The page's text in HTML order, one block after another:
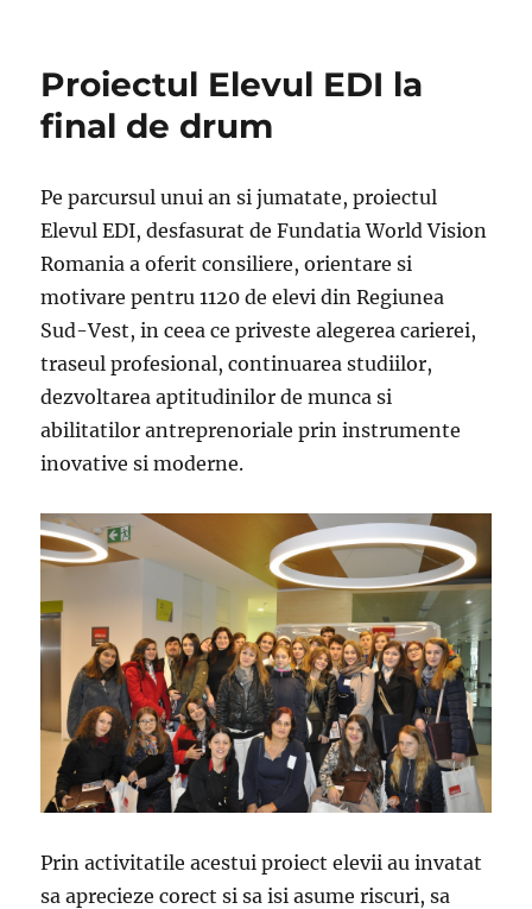
Proiectul Elevul EDI la
final de drum
Pe parcursul unui an si jumatate, proiectul
Elevul EDI, desfasurat de Fundatia World Vision
Romania a oferit consiliere, orientare si
motivare pentru 1120 de elevi din Regiunea
Sud-Vest, in ceea ce priveste alegerea carierei,
traseul profesional, continuarea studiilor,
dezvoltarea aptitudinilor de munca si
abilitatilor antreprenoriale prin instrumente
inovative si moderne.
Prin activitatile acestui proiect elevii au invatat
sa aprecieze corect si sa isi asume riscuri, sa